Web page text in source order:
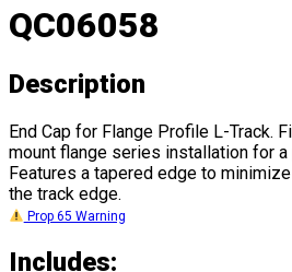
QC06058
Description
End Cap for Flange Profile L-Track.
mount flange series installation for
Features a tapered edge to
the track edge.
Prop 65 Warning
Includes: